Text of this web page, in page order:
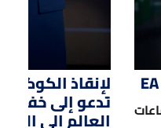
لإنقاذ
تدعو إلى
العالم إلى